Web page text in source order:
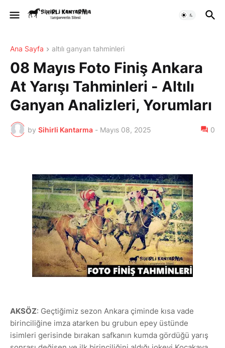
Ana Sayfa altılı ganyan tahminleri
08 Mayıs Foto Finiş Ankara
At Yarışı Tahminleri - Altılı
Ganyan Analizleri, Yorumları
by Sihirli Kantarma - Mayıs 08, 2025 0
AKSÖZ: Geçtiğimiz sezon Ankara çiminde kısa vade
birinciliğine imza atarken bu grubun epey üstünde
isimleri gerisinde bırakan safkanın kumda gördüğü yarış